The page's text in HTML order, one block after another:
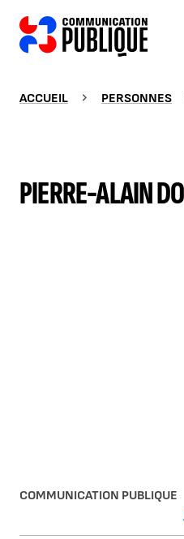
ACCUEIL PERSONNES
PIERRE-ALAIN
COMMUNICATION PUBLIQUE